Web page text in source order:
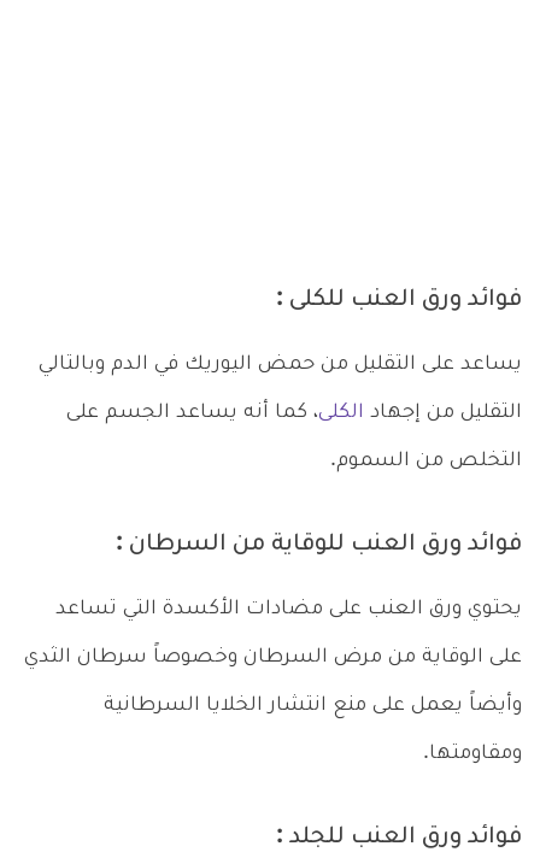
فوائد ورق العنب للكلى :
يساعد على التقليل من حمض اليوريك في الدم وبالتالي
التقليل من إجهاد الكلى، كما أنه يساعد الجسم على
التخلص من السموم.
فوائد ورق العنب للوقاية من السرطان :
يحتوي ورق العنب على مضادات الأكسدة التي تساعد
على الوقاية من مرض السرطان وخصوصاً سرطان الثدي
وأيضاً يعمل على منع انتشار الخلايا السرطانية
ومقاومتها.
فوائد ورق العنب للجلد :